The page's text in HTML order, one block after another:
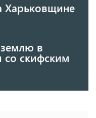
Харьковщине
землю в
со скифским